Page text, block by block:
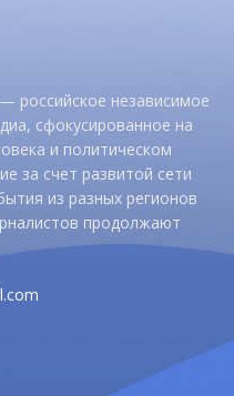
российское независимое
сфокусированное на
и политическом
за счет развитой сети
из разных регионов
продолжают